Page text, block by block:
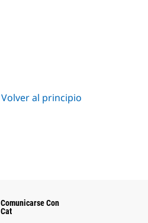
Volver al principio
Comunicarse Con
Cat